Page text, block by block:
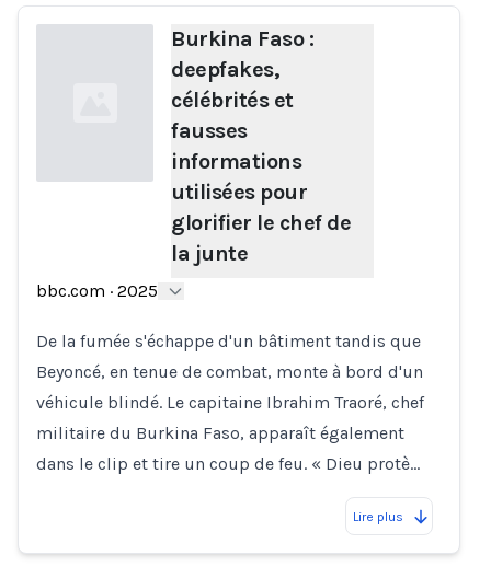
Burkina Faso :
deepfakes,
célébrités et
fausses
informations
utilisées pour
glorifier le chef de
la junte
bbc.com · 2025
De la fumée s'échappe d'un bâtiment tandis que
Beyoncé, en tenue de combat, monte à bord d'un
véhicule blindé. Le capitaine Ibrahim Traoré, chef
militaire du Burkina Faso, apparaît également
dans le clip et tire un coup de feu. « Dieu protè…
Lire plus